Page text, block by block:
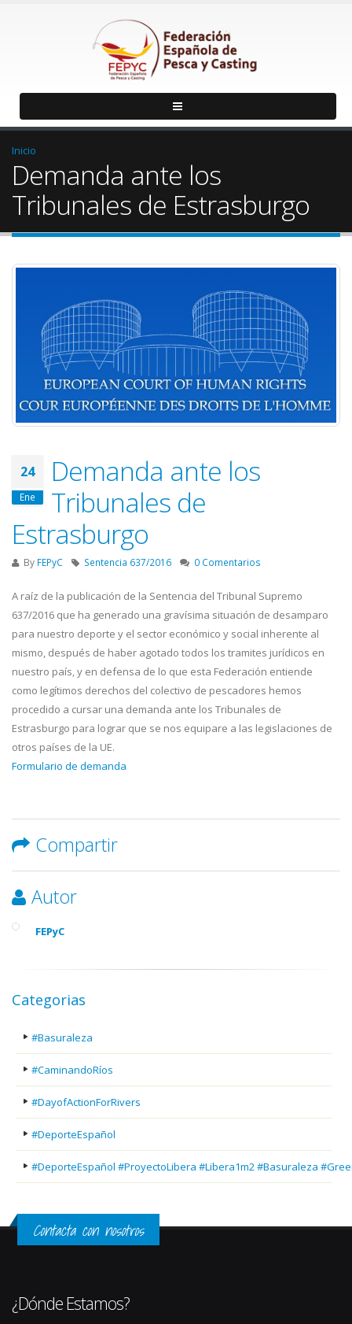
Inicio
Demanda ante los
Tribunales de Estrasburgo
24
Ene
Demanda ante los
Tribunales de
Estrasburgo
By FEPyC Sentencia 637/2016 0 Comentarios
A raíz de la publicación de la Sentencia del Tribunal Supremo
637/2016 que ha generado una gravísima situación de desamparo
para nuestro deporte y el sector económico y social inherente al
mismo, después de haber agotado todos los tramites jurídicos en
nuestro país, y en defensa de lo que esta Federación entiende
como legítimos derechos del colectivo de pescadores hemos
procedido a cursar una demanda ante los Tribunales de
Estrasburgo para lograr que se nos equipare a las legislaciones de
otros países de la UE.
Formulario de demanda
Compartir
Autor
FEPyC
Categorias
#Basuraleza
#CaminandoRíos
#DayofActionForRivers
#DeporteEspañol
#DeporteEspañol #ProyectoLibera #Libera1m2 #Basuraleza
Contacta con nosotros
¿Dónde Estamos?